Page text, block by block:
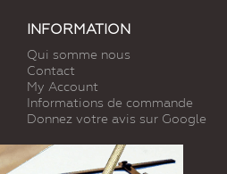
INFORMATION
Qui somme nous
Contact
My Account
Informations de commande
Donnez votre avis sur Google